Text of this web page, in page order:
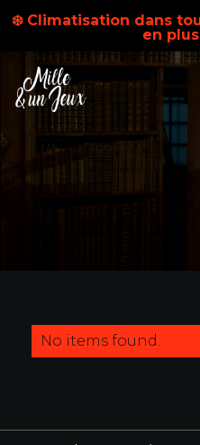
❄️ Climatisation dans
en
No items found.